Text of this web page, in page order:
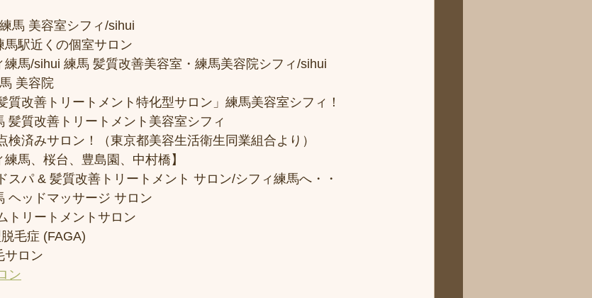
馬 美容室シフィ/sihui
駅近くの個室サロン
馬/sihui 練馬 髪質改善美容室・練馬美容院シフィ/sihui
美容院
質改善トリートメント特化型サロン」練馬美容室シフィ！
質改善トリートメント美容室シフィ
検済みサロン！（東京都美容生活衛生同業組合より）
馬、桜台、豊島園、中村橋】
スパ & 髪質改善トリートメント サロン/シフィ練馬へ・・
ヘッドマッサージ サロン
トリートメントサロン
毛症 (FAGA)
サロン
ン